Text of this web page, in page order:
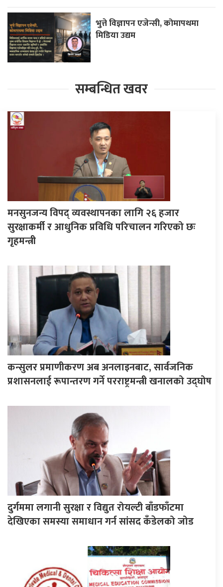
भुत्ते विज्ञापन एजेन्सी, कोमापथमा
मिडिया उद्यम
सम्बन्धित खवर
मनसुनजन्य विपद् व्यवस्थापनका लागि २६ हजार
सुरक्षाकर्मी र आधुनिक प्रविधि परिचालन गरिएको छः
गृहमन्त्री
कन्सुलर प्रमाणीकरण अब अनलाइनबाट, सार्वजनिक
प्रशासनलाई रूपान्तरण गर्ने परराष्ट्रमन्त्री खनालको उद्घोष
दुर्गममा लगानी सुरक्षा र विद्युत रोयल्टी बाँडफाँटमा
देखिएका समस्या समाधान गर्न सांसद कँडेलको जोड